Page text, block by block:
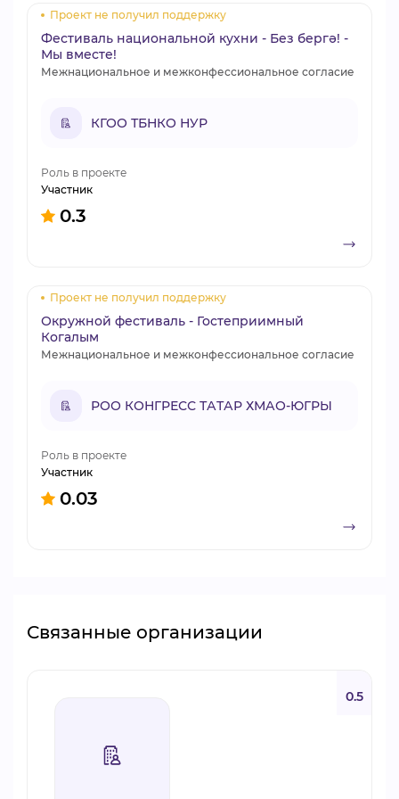
Проект не получил поддержку
Фестиваль национальной кухни - Без бергә! -
Мы вместе!
Межнациональное и межконфессиональное согласие
КГОО ТБНКО НУР
Роль в проекте
Участник
0.3
Проект не получил поддержку
Окружной фестиваль - Гостеприимный
Когалым
Межнациональное и межконфессиональное согласие
РОО КОНГРЕСС ТАТАР ХМАО-ЮГРЫ
Роль в проекте
Участник
0.03
Связанные организации
0.5